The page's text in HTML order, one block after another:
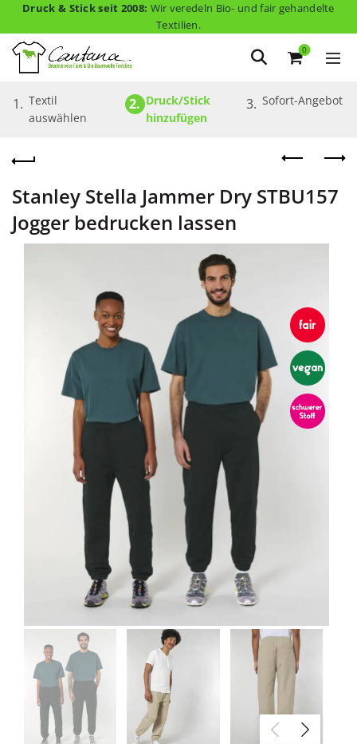
Druck & Stick seit 2008: Wir veredeln Bio- und fair gehandelte
Textilien.
0
1. Textil
auswählen
2. Druck/Stick
hinzufügen
3. Sofort-Angebot
Stanley Stella Jammer Dry STBU157
Jogger bedrucken lassen